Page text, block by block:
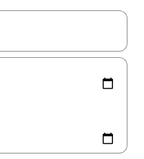
utilisez les flèches vers le